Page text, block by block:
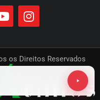
os Direitos Reservados